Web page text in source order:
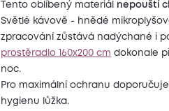
Tento oblíbený materiál nepouští
Světlé kávově - hnědé
zpracování zůstává nadýchané i
prostěradlo 160x200 cm dokonale
noc.
Pro maximální ochranu
hygienu lůžka.